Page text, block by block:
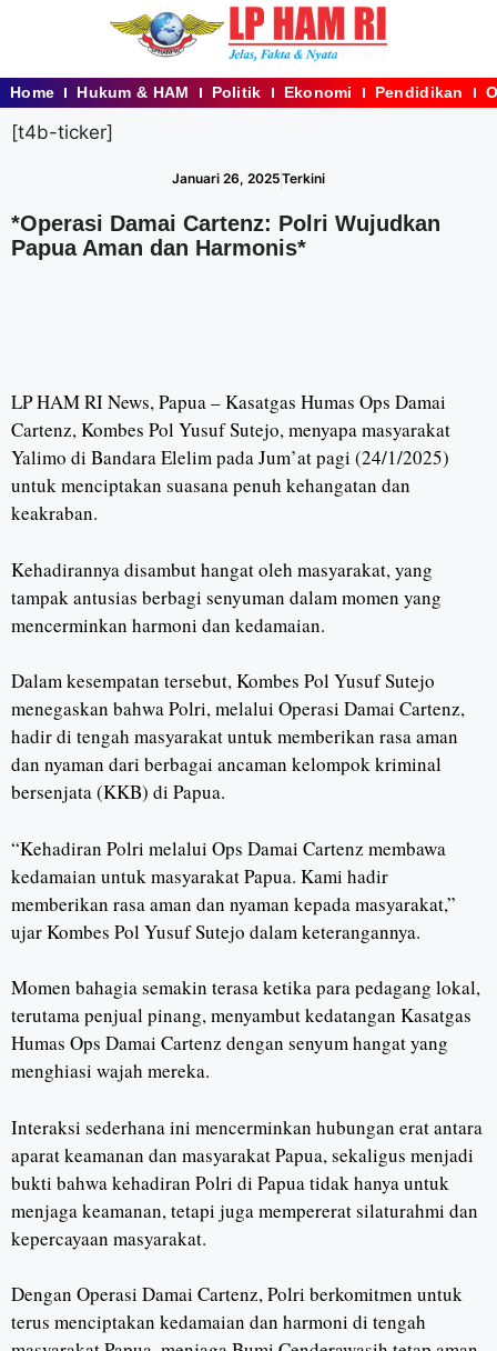
Home Hukum & HAM Politik Ekonomi Pendidikan
[t4b-ticker]
Januari 26, 2025Terkini
*Operasi Damai Cartenz: Polri Wujudkan
Papua Aman dan Harmonis*
LP HAM RI News, Papua – Kasatgas Humas Ops Damai
Cartenz, Kombes Pol Yusuf Sutejo, menyapa masyarakat
Yalimo di Bandara Elelim pada Jum’at pagi (24/1/2025)
untuk menciptakan suasana penuh kehangatan dan
keakraban.
Kehadirannya disambut hangat oleh masyarakat, yang
tampak antusias berbagi senyuman dalam momen yang
mencerminkan harmoni dan kedamaian.
Dalam kesempatan tersebut, Kombes Pol Yusuf Sutejo
menegaskan bahwa Polri, melalui Operasi Damai Cartenz,
hadir di tengah masyarakat untuk memberikan rasa aman
dan nyaman dari berbagai ancaman kelompok kriminal
bersenjata (KKB) di Papua.
“Kehadiran Polri melalui Ops Damai Cartenz membawa
kedamaian untuk masyarakat Papua. Kami hadir
memberikan rasa aman dan nyaman kepada masyarakat,”
ujar Kombes Pol Yusuf Sutejo dalam keterangannya.
Momen bahagia semakin terasa ketika para pedagang lokal,
terutama penjual pinang, menyambut kedatangan Kasatgas
Humas Ops Damai Cartenz dengan senyum hangat yang
menghiasi wajah mereka.
Interaksi sederhana ini mencerminkan hubungan erat antara
aparat keamanan dan masyarakat Papua, sekaligus menjadi
bukti bahwa kehadiran Polri di Papua tidak hanya untuk
menjaga keamanan, tetapi juga mempererat silaturahmi dan
kepercayaan masyarakat.
Dengan Operasi Damai Cartenz, Polri berkomitmen untuk
terus menciptakan kedamaian dan harmoni di tengah